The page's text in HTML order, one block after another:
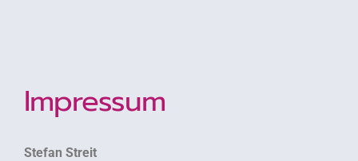
Impressum
Stefan Streit